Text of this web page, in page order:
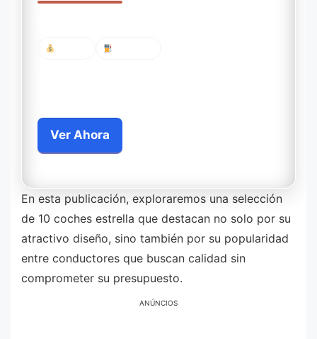
Ver Ahora
En esta publicación, exploraremos una selección
de 10 coches estrella que destacan no solo por su
atractivo diseño, sino también por su popularidad
entre conductores que buscan calidad sin
comprometer su presupuesto.
ANÚNCIOS